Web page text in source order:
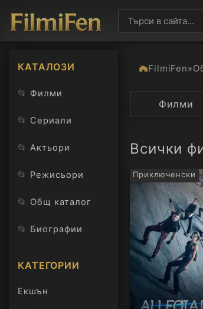
КАТАЛОЗИ
📂 Филми
📂 Сериали
📂 Актьори
📂 Режисьори
📂 Общ каталог
📂 Биографии
КАТЕГОРИИ
Екшън
FilmiFen»
Категория
Филми
Всички
Приключенски